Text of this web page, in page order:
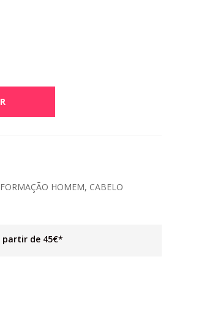
HOMEM, CABELO
partir de 45€*